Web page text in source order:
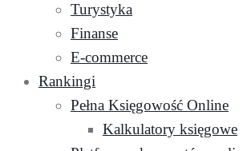
Turystyka
Finanse
E-commerce
Rankingi
Pełna Księgowość Online
Kalkulatory księgowe